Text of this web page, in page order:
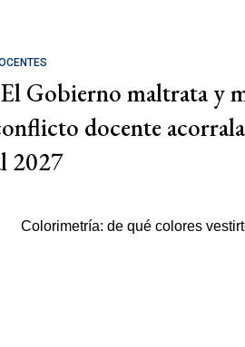
Gobierno maltrata y
docente
2027